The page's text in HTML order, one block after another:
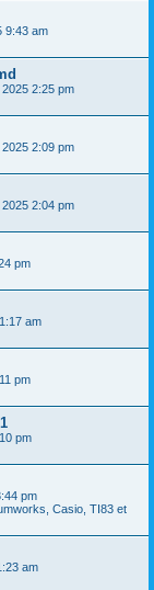
9:43 am
2:25 pm
2:09 pm
2:04 pm
pm
am
pm
pm
pm
Casio, TI83 et
am